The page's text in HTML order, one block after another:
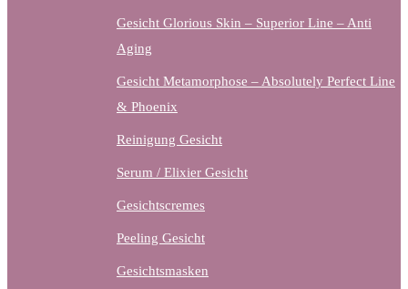
Gesicht Glorious Skin – Superior Line – Anti
Aging
Gesicht Metamorphose – Absolutely Perfect Line
& Phoenix
Reinigung Gesicht
Serum / Elixier Gesicht
Gesichtscremes
Peeling Gesicht
Gesichtsmasken